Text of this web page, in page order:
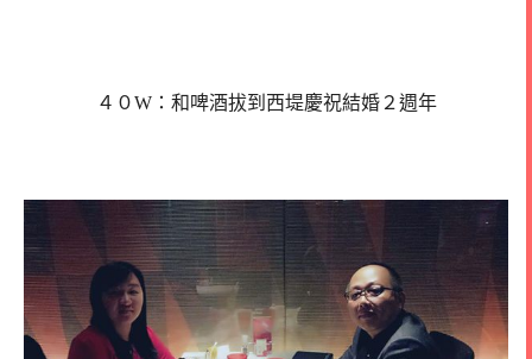
４０W：和啤酒拔到西堤慶祝結婚２週年